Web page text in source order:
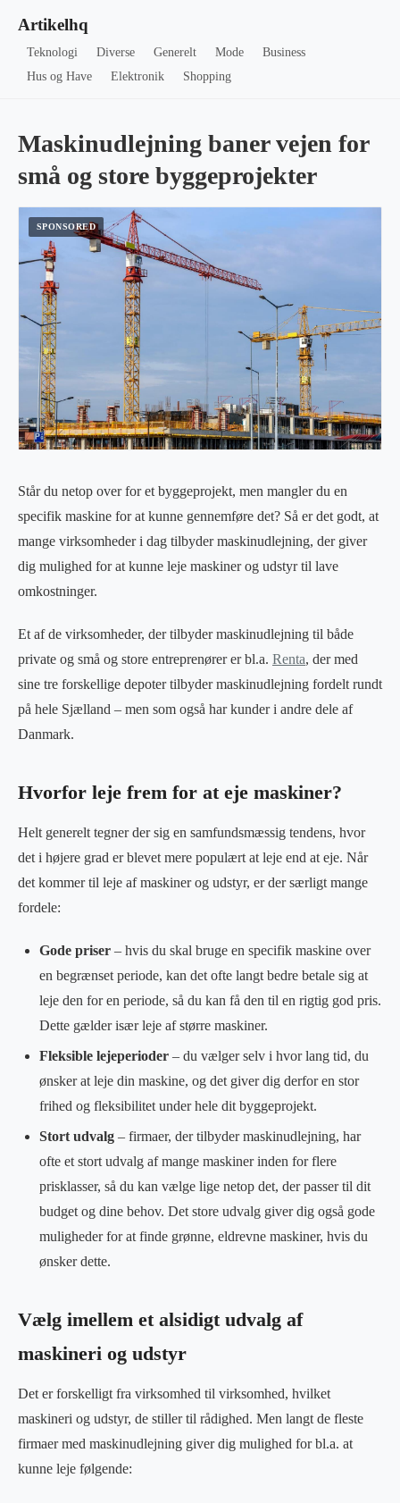
Artikelhq
Teknologi Diverse Generelt Mode
Business
Hus og Have
Elektronik Shopping
Maskinudlejning baner vejen for
små og store byggeprojekter
Står du netop over for et byggeprojekt, men mangler du en
specifik maskine for at kunne gennemføre det? Så er det godt, at
mange virksomheder i dag tilbyder maskinudlejning, der giver
dig mulighed for at kunne leje maskiner og udstyr til lave
omkostninger.
Et af de virksomheder, der tilbyder maskinudlejning til både
private og små og store entreprenører er bl.a. Renta, der med
sine tre forskellige depoter tilbyder maskinudlejning fordelt rundt
på hele Sjælland – men som også har kunder i andre dele af
Danmark.
Hvorfor leje frem for at eje maskiner?
Helt generelt tegner der sig en samfundsmæssig tendens, hvor
det i højere grad er blevet mere populært at leje end at eje. Når
det kommer til leje af maskiner og udstyr, er der særligt mange
fordele:
Gode priser – hvis du skal bruge en specifik maskine over
en begrænset periode, kan det ofte langt bedre betale sig at
leje den for en periode, så du kan få den til en rigtig god pris.
Dette gælder især leje af større maskiner.
Fleksible lejeperioder – du vælger selv i hvor lang tid, du
ønsker at leje din maskine, og det giver dig derfor en stor
frihed og fleksibilitet under hele dit byggeprojekt.
Stort udvalg – firmaer, der tilbyder maskinudlejning, har
ofte et stort udvalg af mange maskiner inden for flere
prisklasser, så du kan vælge lige netop det, der passer til dit
budget og dine behov. Det store udvalg giver dig også gode
muligheder for at finde grønne, eldrevne maskiner, hvis du
ønsker dette.
Vælg imellem et alsidigt udvalg af
maskineri og udstyr
Det er forskelligt fra virksomhed til virksomhed, hvilket
maskineri og udstyr, de stiller til rådighed. Men langt de fleste
firmaer med maskinudlejning giver dig mulighed for bl.a. at
kunne leje følgende: